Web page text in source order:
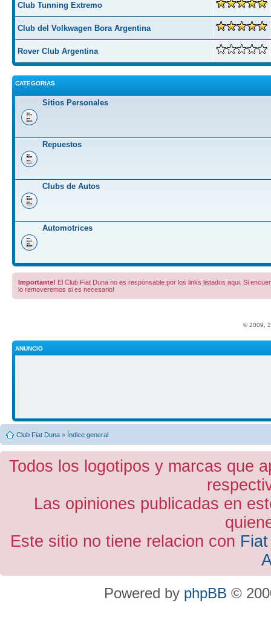
Club Tunning Extremo
Club del Volkwagen Bora Argentina
Rover Club Argentina
CATEGORIAS
Sitios Personales
Repuestos
Clubs de Autos
Automotrices
Importante! El Club Fiat Duna no es responsable por los links listados aqui. Si
lo removeremos si es necesario!
© 2009,
ANUNCIO
Club Fiat Duna » Índice general
Todos los logotipos y marcas que
Las opiniones publicadas en
Este sitio no tiene relacion con
Powered by phpBB ©